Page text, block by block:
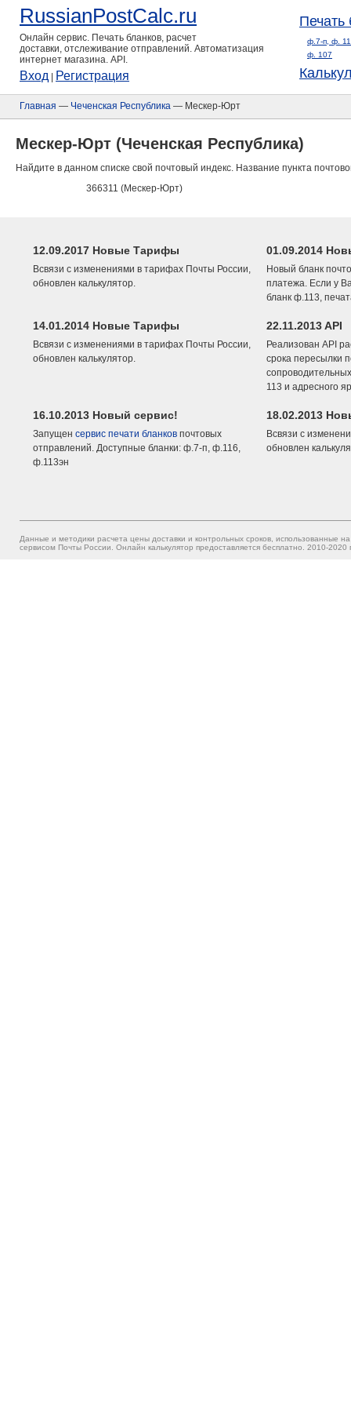
RussianPostCalc.ru
Онлайн сервис. Печать бланков, расчет
доставки, отслеживание отправлений. Автоматизация
интернет магазина. API.
Вход Регистрация
Печать
ф.7-п, ф.
ф. 107
Главная — Чеченская Республика — Мескер-Юрт
Мескер-Юрт (Чеченская Республика)
Найдите в данном списке свой почтовый индекс. Название пункта
366311 (Мескер-Юрт)
12.09.2017 Новые Тарифы
Всвязи с изменениями в тарифах Почты России,
обновлен калькулятор.
01.09.2014
Новый бланк
платежа. Если у
бланк ф.113,
14.01.2014 Новые Тарифы
Всвязи с изменениями в тарифах Почты России,
обновлен калькулятор.
22.11.2013 API
Реализован API
срока пересылки
113 и адресного
16.10.2013 Новый сервис!
Запущен сервис печати бланков почтовых
отправлений. Доступные бланки: ф.7-п, ф.116,
ф.113эн
18.02.2013
Всвязи с
обновлен
Данные и методики расчета цены доставки и контрольных сроков, использованные
сервисом Почты России. Онлайн калькулятор предоставляется бесплатно. 2010-2020